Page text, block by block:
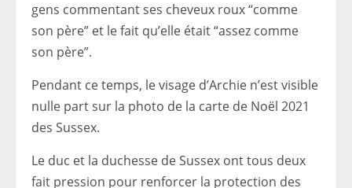
gens commentant ses cheveux roux “comme
son père” et le fait qu’elle était “assez comme
son père”.
Pendant ce temps, le visage d’Archie n’est visible
nulle part sur la photo de la carte de Noël 2021
des Sussex.
Le duc et la duchesse de Sussex ont tous deux
fait pression pour renforcer la protection des